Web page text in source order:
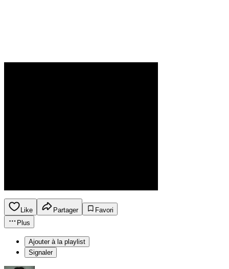
Like Partager
Favori
Plus
Ajouter à la playlist
Signaler